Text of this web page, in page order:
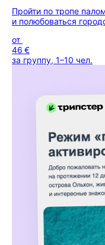
Пройти по тропе
и полюбоваться
от
46 €
за группу, 1–10 чел.